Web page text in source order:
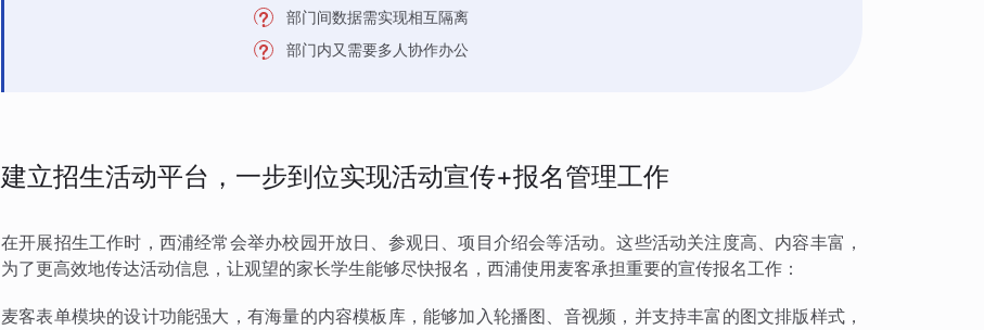
部门间数据需实现相互隔离
部门内又需要多人协作办公
建立招生活动平台，一步到位实现活动宣传+报名管理工作
在开展招生工作时，西浦经常会举办校园开放日、参观日、项目介绍会等活动。这些活动关注度高、内容丰富，
为了更高效地传达活动信息，让观望的家长学生能够尽快报名，西浦使用麦客承担重要的宣传报名工作：
麦客表单模块的设计功能强大，有海量的内容模板库，能够加入轮播图、音视频，并支持丰富的图文排版样式，